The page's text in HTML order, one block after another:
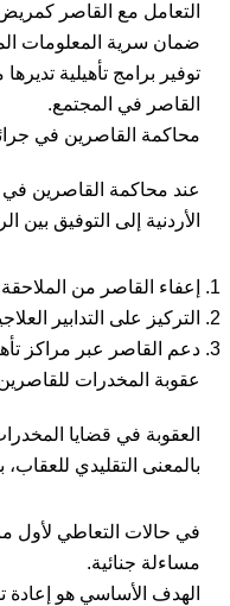
التعامل مع القاصر
ضمان سرية المعلومات
توفير برامج تأهيلية
القاصر في المجتمع.
محاكمة القاصرين في
عند محاكمة القاصرين
الأردنية إلى التوفيق
إعفاء القاصر من
التركيز على التدابير
دعم القاصر عبر مراكز
عقوبة المخدرات
العقوبة في قضايا
بالمعنى التقليدي
في حالات التعاطي لأول
مساءلة جنائية.
الهدف الأساسي هو إعادة